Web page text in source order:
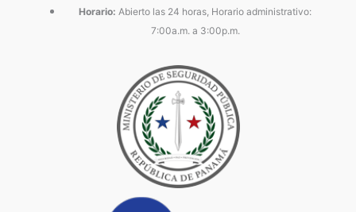
Horario: Abierto las 24 horas, Horario administrativo:
7:00a.m. a 3:00p.m.